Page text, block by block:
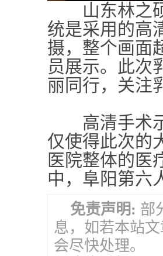
山东林之硕
统是采用的高
摄，整个画面
员展示。此次
丽同行，关注
高清手术示
仅使得此次的
医院整体的医
中，阜阳第六
免责声明: 部
息，如若本站
会尽快处理。